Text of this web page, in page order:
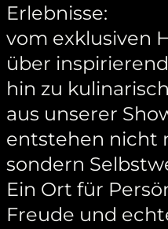
Erlebnisse:
vom exklusiven
über
hin zu
aus unserer
entstehen nicht
sondern
Ein Ort für
Freude und